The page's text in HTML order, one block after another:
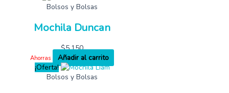
Bolsos y Bolsas
Mochila Duncan
$5,150
Ahorras
Añadir al carrito
¡Oferta!
Bolsos y Bolsas